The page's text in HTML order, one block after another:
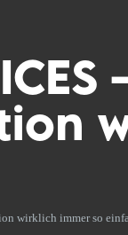
wirklich immer so